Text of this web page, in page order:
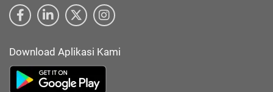
Download Aplikasi Kami